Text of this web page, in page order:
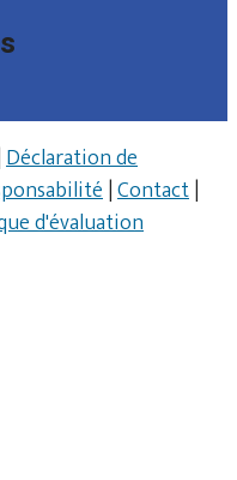
Déclaration de
|Contact|
d'évaluation